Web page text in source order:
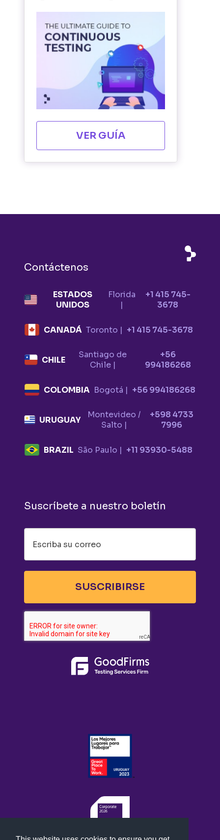
VER GUÍA
Contáctenos
ESTADOS
UNIDOS
Florida
|
+1 415 745-
3678
CANADÁ Toronto | +1 415 745-3678
CHILE
Santiago de
Chile |
+56
994186268
COLOMBIA Bogotá | +56 994186268
URUGUAY
Montevideo /
Salto |
+598 4733
7996
BRAZIL São Paulo | +11 93930-5488
Suscríbete a nuestro boletín
SUSCRIBIRSE